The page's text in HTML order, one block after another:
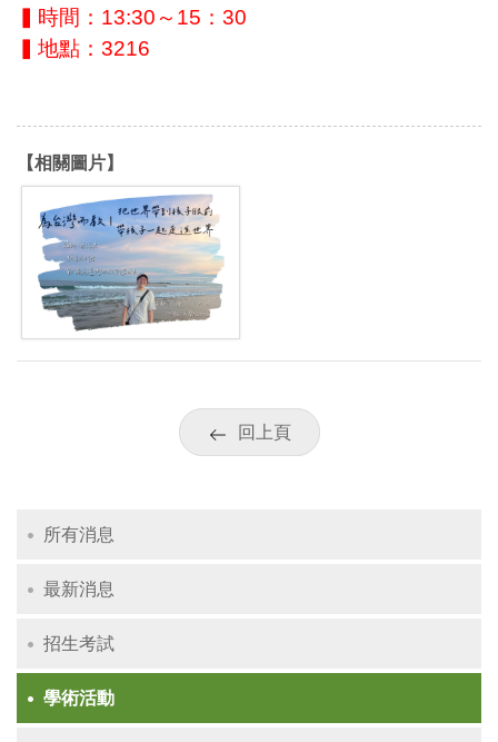
▍時間：13:30～15：30
▍地點：3216
【相關圖片】
回上頁
所有消息
最新消息
招生考試
學術活動